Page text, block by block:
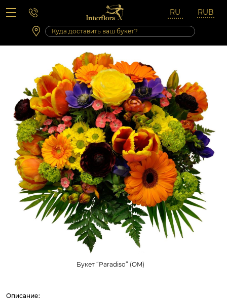
Вопросы-ответы
Сб 10:00 ‐ 14:00
Выходные и праздничные дни
Букет “Paradiso” (OM)
Описание: